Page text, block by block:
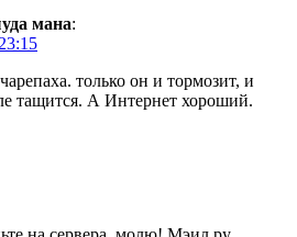
мана:
только он и тормозит, и
тащится. А Интернет хороший.